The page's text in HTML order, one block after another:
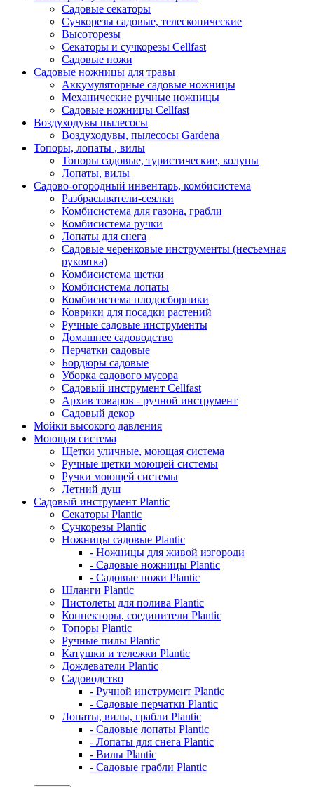
Садовые секаторы
Сучкорезы садовые, телескопические
Высоторезы
Секаторы и сучкорезы Cellfast
Садовые ножи
Садовые ножницы для травы
Аккумуляторные садовые ножницы
Механические ручные ножницы
Садовые ножницы Cellfast
Воздуходувы пылесосы
Воздуходувы, пылесосы Gardena
Топоры, лопаты , вилы
Топоры садовые, туристические, колуны
Лопаты, вилы
Садово-огородный инвентарь, комбисистема
Разбрасыватели-сеялки
Комбисистема для газона, грабли
Комбисистема ручки
Лопаты для снега
Садовые черенковые инструменты (несъемная
рукоятка)
Комбисистема щетки
Комбисистема лопаты
Комбисистема плодосборники
Коврики для посадки растений
Ручные садовые инструменты
Домашнее садоводство
Перчатки садовые
Бордюры садовые
Уборка садового мусора
Садовый инструмент Cellfast
Архив товаров - ручной инструмент
Садовый декор
Мойки высокого давления
Моющая система
Щетки уличные, моющая система
Ручные щетки моющей системы
Ручки моющей системы
Летний душ
Садовый инструмент Plantic
Секаторы Plantic
Сучкорезы Plantic
Ножницы садовые Plantic
- Ножницы для живой изгороди
- Садовые ножницы Plantic
- Садовые ножи Plantic
Шланги Plantic
Пистолеты для полива Plantic
Коннекторы, соединители Plantic
Топоры Plantic
Ручные пилы Plantic
Катушки и тележки Plantic
Дождеватели Plantic
Садоводство
- Ручной инструмент Plantic
- Садовые перчатки Plantic
Лопаты, вилы, грабли Plantic
- Садовые лопаты Plantic
- Лопаты для снега Plantic
- Вилы Plantic
- Садовые грабли Plantic